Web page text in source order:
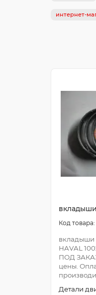
интернет-
вкладыши
HAVAL
ПОД
цены.
Детали